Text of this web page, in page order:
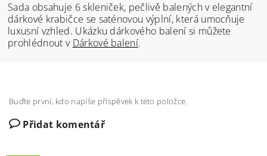
Sada obsahuje 6 skleniček, pečlivě balených v elegantní
dárkové krabičce se saténovou výplní, která umocňuje
luxusní vzhled. Ukázku dárkového balení si můžete
prohlédnout v Dárkové balení.
Buďte první, kdo napíše příspěvek k této položce.
Přidat komentář